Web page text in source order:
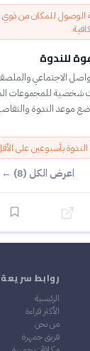
الوصول للمكان من ذوي
للندوة
الاجتماعي
شخصية للمجموعات
ضع موعد الندوة
الندوة بأسبوعين على
اعرض الكل (8) ←
روابط سريعة
الرئيسية
الأكثر قراءة
من نحن
فريق جمهرة